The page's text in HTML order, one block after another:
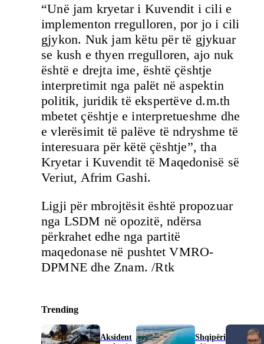
“Unë jam kryetar i Kuvendit i cili e
implementon rregulloren, por jo i cili
gjykon. Nuk jam këtu për të gjykuar
se kush e thyen rregulloren, ajo nuk
është e drejta ime, është çështje
interpretimit nga palët në aspektin
politik, juridik të ekspertëve d.m.th
mbetet çështje e interpretueshme dhe
e vlerësimit të palëve të ndryshme të
interesuara për këtë çështje”, tha
Kryetar i Kuvendit të Maqedonisë së
Veriut, Afrim Gashi.
Ligji për mbrojtësit është propozuar
nga LSDM në opozitë, ndërsa
përkrahet edhe nga partitë
maqedonase në pushtet VMRO-
DPMNE dhe Znam. /Rtk
Trending
Aksident
Shqipëri